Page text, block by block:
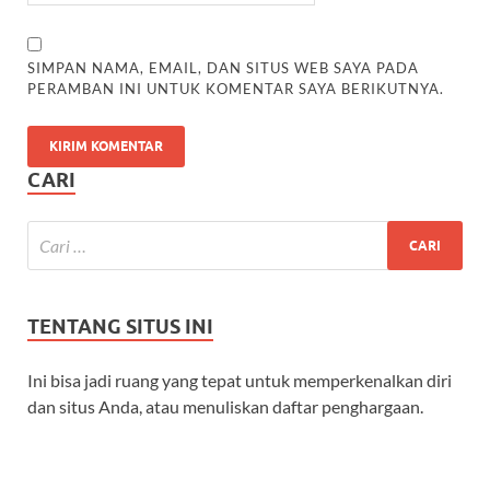
SIMPAN NAMA, EMAIL, DAN SITUS WEB SAYA PADA
PERAMBAN INI UNTUK KOMENTAR SAYA BERIKUTNYA.
CARI
TENTANG SITUS INI
Ini bisa jadi ruang yang tepat untuk memperkenalkan diri
dan situs Anda, atau menuliskan daftar penghargaan.